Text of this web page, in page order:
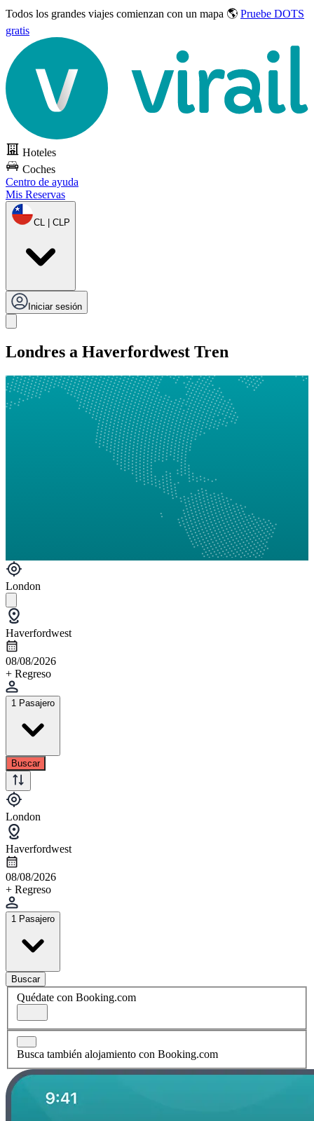
Todos los grandes viajes comienzan con un mapa 🌎 Pruebe DOTS
gratis
Hoteles
Coches
Centro de ayuda
Mis Reservas
CL | CLP
Iniciar sesión
Londres a Haverfordwest Tren
London
Haverfordwest
08/08/2026
+ Regreso
1 Pasajero
Buscar
London
Haverfordwest
08/08/2026
+ Regreso
1 Pasajero
Buscar
Quédate con Booking.com
Busca también alojamiento con Booking.com